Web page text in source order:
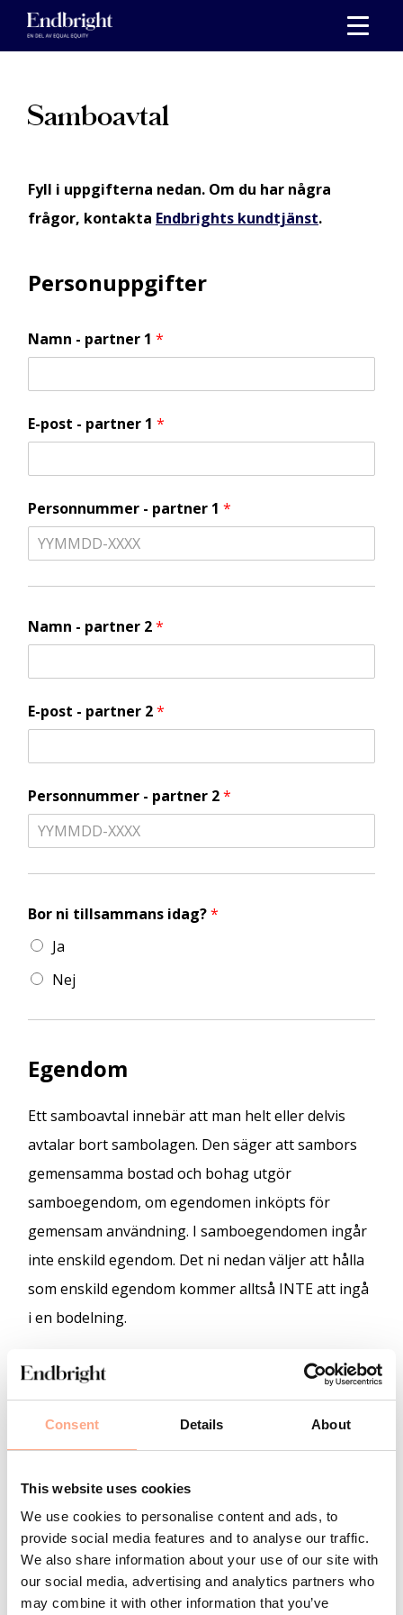
Consent Details About
This website uses cookies
We use cookies to personalise content and ads, to
provide social media features and to analyse our traffic.
We also share information about your use of our site with
our social media, advertising and analytics partners who
may combine it with other information that you’ve
Skippa
innehåll
Samboavtal
Fyll i uppgifterna nedan. Om du har några
frågor, kontakta Endbrights kundtjänst.
Personuppgifter
Namn - partner 1 *
E-post - partner 1 *
Personnummer - partner 1 *
Namn - partner 2*
E-post - partner 2*
Personnummer - partner 2*
Bor ni tillsammans idag?*
Ja
Nej
Egendom
Ett samboavtal innebär att man helt eller delvis
avtalar bort sambolagen. Den säger att sambors
gemensamma bostad och bohag utgör
samboegendom, om egendomen inköpts för
gemensam användning. I samboegendomen ingår
inte enskild egendom. Det ni nedan väljer att hålla
som enskild egendom kommer alltså INTE att ingå
i en bodelning.
Vad vill ni ska hända med er egendom vid en
Allt ska delas lika
Inget ska delas, var och en behåller sitt
Viss egendom ska delas
Tidigare samboavtal